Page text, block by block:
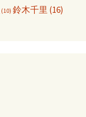
(10) 鈴木千里 (16)